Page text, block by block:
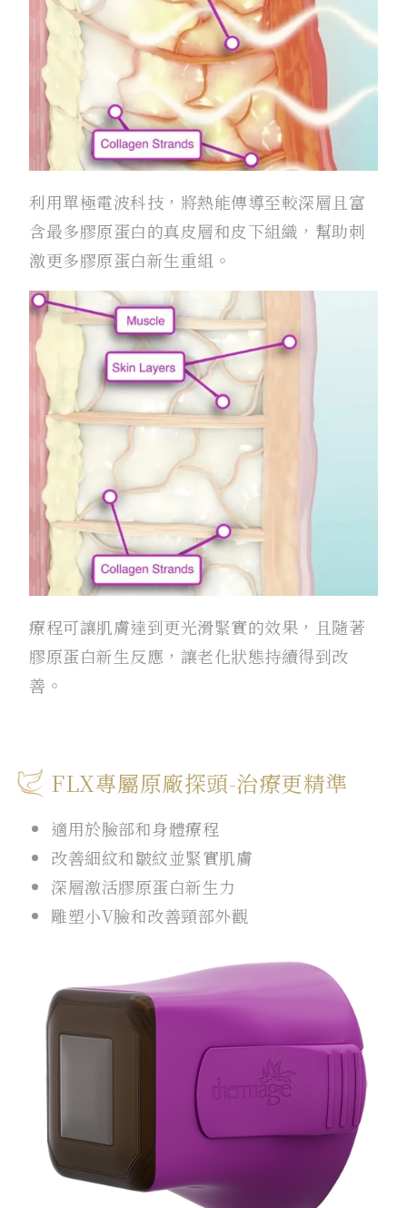
利用單極電波科技，將熱能傳導至較深層且富
含最多膠原蛋白的真皮層和皮下組織，幫助刺
激更多膠原蛋白新生重組。
療程可讓肌膚達到更光滑緊實的效果，且隨著
膠原蛋白新生反應，讓老化狀態持續得到改
善。
FLX專屬原廠探頭-治療更精準
適用於臉部和身體療程
改善細紋和皺紋並緊實肌膚
深層激活膠原蛋白新生力
雕塑小V臉和改善頸部外觀